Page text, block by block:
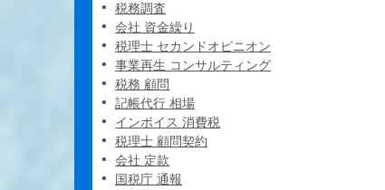
税務調査
会社 資金繰り
税理士 セカンドオピニオン
事業再生 コンサルティング
税務 顧問
記帳代行 相場
インボイス 消費税
税理士 顧問契約
会社 定款
国税庁 通報